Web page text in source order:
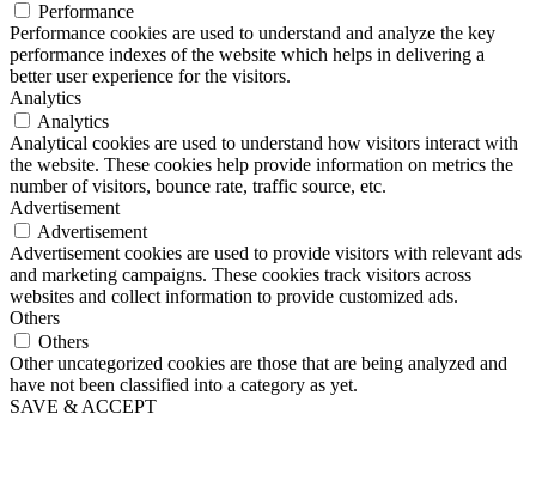
Performance
Performance cookies are used to understand and analyze the key
performance indexes of the website which helps in delivering a
better user experience for the visitors.
Analytics
Analytics
Analytical cookies are used to understand how visitors interact with
the website. These cookies help provide information on metrics the
number of visitors, bounce rate, traffic source, etc.
Advertisement
Advertisement
Advertisement cookies are used to provide visitors with relevant ads
and marketing campaigns. These cookies track visitors across
websites and collect information to provide customized ads.
Others
Others
Other uncategorized cookies are those that are being analyzed and
have not been classified into a category as yet.
SAVE & ACCEPT